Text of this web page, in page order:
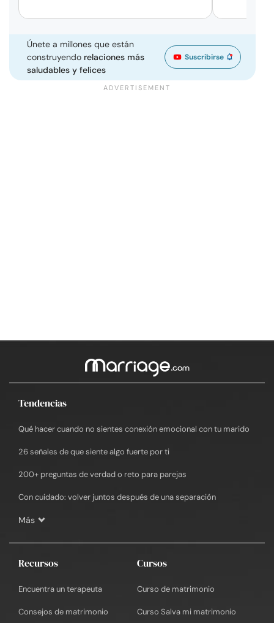
Únete a millones que están
construyendo relaciones más
saludables y felices
Suscribirse
Tendencias
Qué hacer cuando no sientes conexión emocional con tu marido
26 señales de que siente algo fuerte por ti
200+ preguntas de verdad o reto para parejas
Con cuidado: volver juntos después de una separación
Más
Recursos
Encuentra un terapeuta
Consejos de matrimonio
Cursos
Curso de matrimonio
Curso Salva mi matrimonio